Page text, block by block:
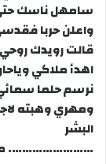
سامهل ناسك حتي
واعلن حربا
قالت رويدك
اهدأ ملاكي
نرسم حلما
ومهري وهبته
البشر
…………………….